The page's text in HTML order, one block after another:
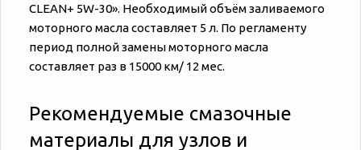
CLEAN+ 5W-30». Необходимый объём заливаемого
моторного масла составляет 5 л. По регламенту
период полной замены моторного масла
составляет раз в 15000 км/ 12 мес.
Рекомендуемые смазочные
материалы для узлов и